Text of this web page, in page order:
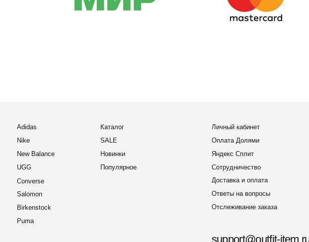
Доставка и оплата
Популярное
2022-2026 © OUTFIT.ITEM
Сотрудничество